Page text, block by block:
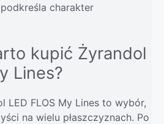
charakter
kupić Żyrandol
Lines?
LED FLOS My Lines to wybór,
na wielu płaszczyznach. Po